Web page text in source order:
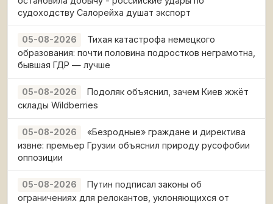
судоходству Салорейха душат экспорт
05-08-2026
Тихая катастрофа немецкого
образования: почти половина подростков неграмотна,
бывшая ГДР — лучше
05-08-2026
Подоляк объяснил, зачем Киев жжёт
склады Wildberries
05-08-2026
«Безродные» граждане и директива
извне: премьер Грузии объяснил природу русофобии
оппозиции
05-08-2026
Путин подписал законы об
ограничениях для релокантов, уклоняющихся от